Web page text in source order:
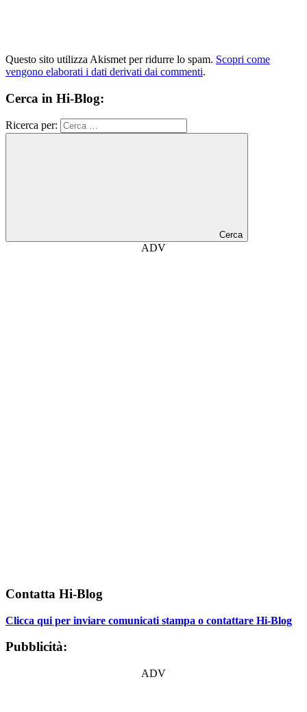
Questo sito utilizza Akismet per ridurre lo spam. Scopri come
vengono elaborati i dati derivati dai commenti.
Cerca in Hi-Blog:
Ricerca per:
Cerca
ADV
Contatta Hi-Blog
Clicca qui per inviare comunicati stampa o contattare Hi-Blog
Pubblicità:
ADV